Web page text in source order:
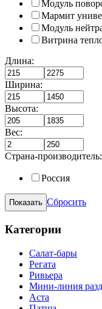
Модуль
Мармит
Модуль
Витрина
Длина:
Ширина:
Высота:
Вес:
Страна-производитель:
Россия
Сбросить
Категории
Салат-бары
Регата
Ривьера
Мини-линия
Аста